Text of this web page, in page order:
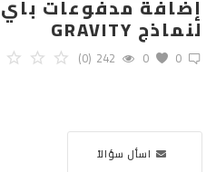
إضافة مدفوعات باي
لنماذج GRAVITY
0
(0) 0
242
اسأل سؤالاً